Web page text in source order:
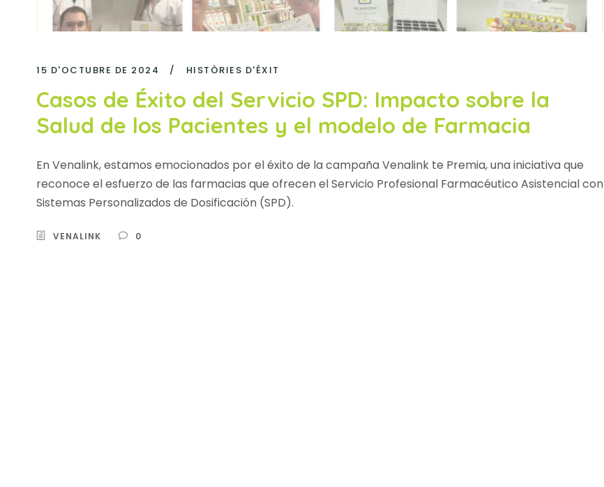
15 D'OCTUBRE DE 2024 / HISTÒRIES D'ÉXIT
Casos de Éxito del Servicio SPD: Impacto sobre la
Salud de los Pacientes y el modelo de Farmacia
En Venalink, estamos emocionados por el éxito de la campaña Venalink te Premia, una iniciativa que
reconoce el esfuerzo de las farmacias que ofrecen el Servicio Profesional Farmacéutico Asistencial con
Sistemas Personalizados de Dosificación (SPD).
VENALINK 0